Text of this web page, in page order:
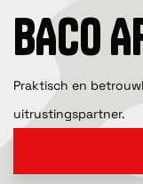
BACO
Praktisch en
uitrustingspartner.